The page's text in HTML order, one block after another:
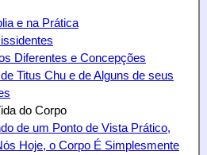
e na Prática
Diferentes e Concepções
Titus Chu e de Alguns de seus
do Corpo
de um Ponto de Vista Prático,
Hoje, o Corpo É Simplesmente